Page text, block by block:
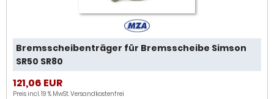
Bremsscheibenträger für Bremsscheibe Simson
SR50 SR80
121,06 EUR
Preis incl. 19 % MwSt.Versandkostenfrei